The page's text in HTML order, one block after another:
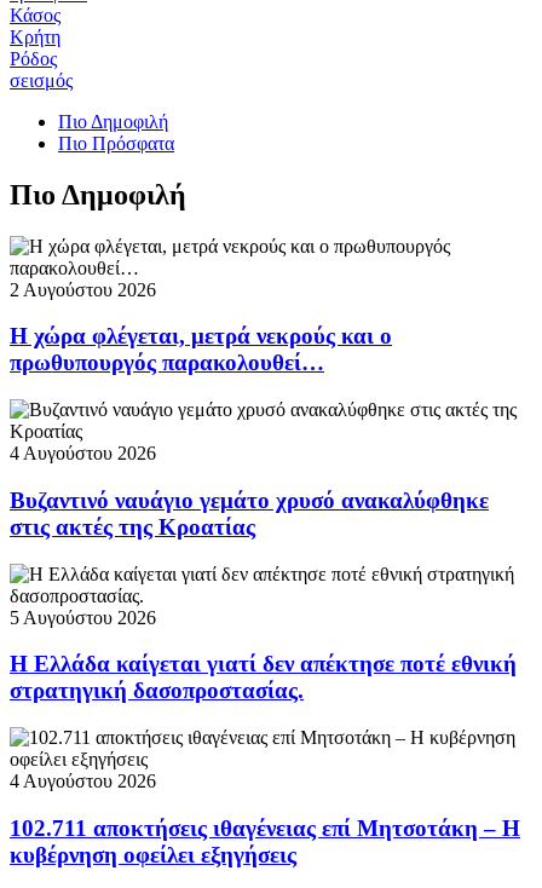
Κάσος
Κρήτη
Ρόδος
σεισμός
Πιο Δημοφιλή
Πιο Πρόσφατα
Πιο Δημοφιλή
2 Αυγούστου 2026
Η χώρα φλέγεται, μετρά νεκρούς και ο
πρωθυπουργός παρακολουθεί…
4 Αυγούστου 2026
Βυζαντινό ναυάγιο γεμάτο χρυσό ανακαλύφθηκε
στις ακτές της Κροατίας
5 Αυγούστου 2026
Η Ελλάδα καίγεται γιατί δεν απέκτησε ποτέ εθνική
στρατηγική δασοπροστασίας.
4 Αυγούστου 2026
102.711 αποκτήσεις ιθαγένειας επί Μητσοτάκη – Η
κυβέρνηση οφείλει εξηγήσεις